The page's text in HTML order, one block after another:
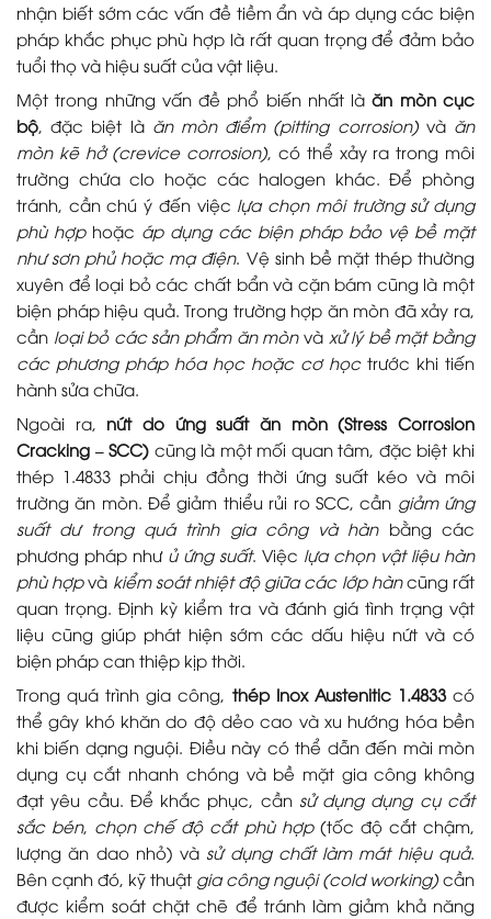
nhận biết sớm các vấn đề tiềm ẩn và áp dụng các biện
pháp khắc phục phù hợp là rất quan trọng để đảm bảo
tuổi thọ và hiệu suất của vật liệu.
Một trong những vấn đề phổ biến nhất làăn mòn cục
bộ, đặc biệt là ăn mòn điểm (pitting corrosion)và ăn
mòn kẽ hở (crevice corrosion), có thể xảy ra trong môi
trường chứa clo hoặc các halogen khác. Để phòng
tránh, cần chú ý đến việc lựa chọn môi trường sử dụng
phù hợphoặc áp dụng các biện pháp bảo vệ bề mặt
như sơn phủ hoặc mạ điện. Vệ sinh bề mặt thép thường
xuyên để loại bỏ các chất bẩn và cặn bám cũng là một
biện pháp hiệu quả. Trong trường hợp ăn mòn đã xảy ra,
cần loại bỏ các sản phẩm ăn mònvà xử lý bề mặt bằng
các phương pháp hóa học hoặc cơ họctrước khi tiến
hành sửa chữa.
Ngoài ra, nứt do ứng suất ăn mòn (Stress Corrosion
Cracking – SCC) cũng là một mối quan tâm, đặc biệt khi
thép 1.4833 phải chịu đồng thời ứng suất kéo và môi
trường ăn mòn. Để giảm thiểu rủi ro SCC, cần giảm ứng
suất dư trong quá trình gia công và hànbằng các
phương pháp như ủ ứng suất. Việc lựa chọn vật liệu hàn
phù hợpvà kiểm soát nhiệt độ giữa các lớp hàncũng rất
quan trọng. Định kỳ kiểm tra và đánh giá tình trạng vật
liệu cũng giúp phát hiện sớm các dấu hiệu nứt và có
biện pháp can thiệp kịp thời.
Trong quá trình gia công, thép Inox Austenitic 1.4833có
thể gây khó khăn do độ dẻo cao và xu hướng hóa bền
khi biến dạng nguội. Điều này có thể dẫn đến mài mòn
dụng cụ cắt nhanh chóng và bề mặt gia công không
đạt yêu cầu. Để khắc phục, cần sử dụng dụng cụ cắt
sắc bén, chọn chế độ cắt phù hợp(tốc độ cắt chậm,
lượng ăn dao nhỏ) và sử dụng chất làm mát hiệu quả.
Bên cạnh đó, kỹ thuật gia công nguội (cold working) cần
được kiểm soát chặt chẽ để tránh làm giảm khả năng